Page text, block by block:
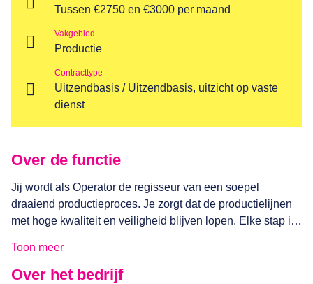
Tussen €2750 en €3000 per maand
Vakgebied
Productie
Contracttype
Uitzendbasis / Uitzendbasis, uitzicht op vaste
dienst
Over de functie
Jij wordt als Operator de regisseur van een soepel
draaiend productieproces. Je zorgt dat de productielijnen
met hoge kwaliteit en veiligheid blijven lopen. Elke stap in
het licht, collega’s vertrouwen op jouw begeleiding en jij
denkt actief mee over verbeteringen. De Operator die wij
Toon meer
Over het bedrijf